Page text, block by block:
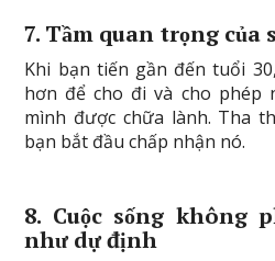
7. Tầm quan trọng của
Khi bạn tiến gần đến tuổi
hơn để cho đi và cho phép
mình được chữa lành. Tha
bạn bắt đầu chấp nhận nó.
8. Cuộc sống không
như dự định